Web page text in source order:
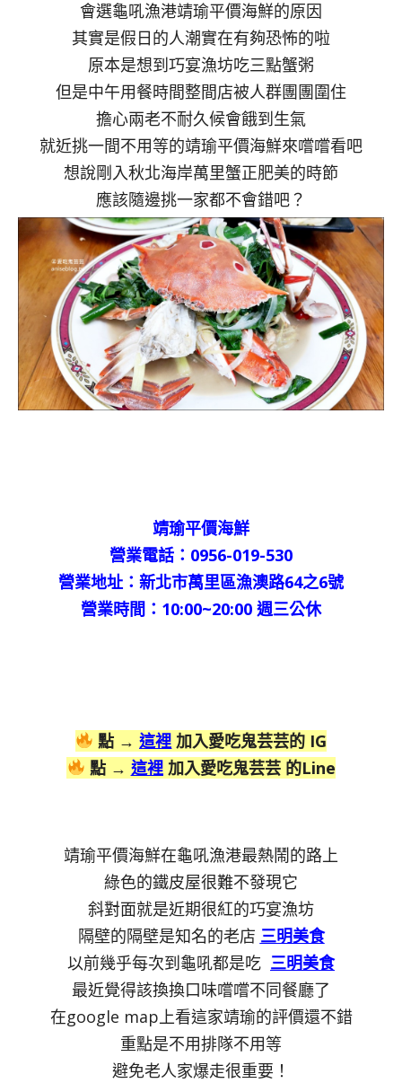
會選龜吼漁港靖瑜平價海鮮的原因
其實是假日的人潮實在有夠恐怖的啦
原本是想到巧宴漁坊吃三點蟹粥
但是中午用餐時間整間店被人群團團圍住
擔心兩老不耐久候會餓到生氣
就近挑一間不用等的靖瑜平價海鮮來嚐嚐看吧
想說剛入秋北海岸萬里蟹正肥美的時節
應該隨邊挑一家都不會錯吧？
靖瑜平價海鮮
營業電話：0956-019-530
營業地址：新北市萬里區漁澳路64之6號
營業時間：10:00~20:00 週三公休
點 → 這裡 加入愛吃鬼芸芸的 IG
點 → 這裡加入愛吃鬼芸芸 的Line
靖瑜平價海鮮在龜吼漁港最熱鬧的路上
綠色的鐵皮屋很難不發現它
斜對面就是近期很紅的巧宴漁坊
隔壁的隔壁是知名的老店 三明美食
以前幾乎每次到龜吼都是吃 三明美食
最近覺得該換換口味嚐嚐不同餐廳了
在google map上看這家靖瑜的評價還不錯
重點是不用排隊不用等
避免老人家爆走很重要！